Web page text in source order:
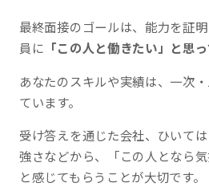
最終面接のゴールは、能力を証
員に 「この人と働きたい」と思
あなたのスキルや実績は、一次
ています。
受け答えを通じた会社、ひいて
強さなどから、「この人となら気
と感じてもらうことが大切です。